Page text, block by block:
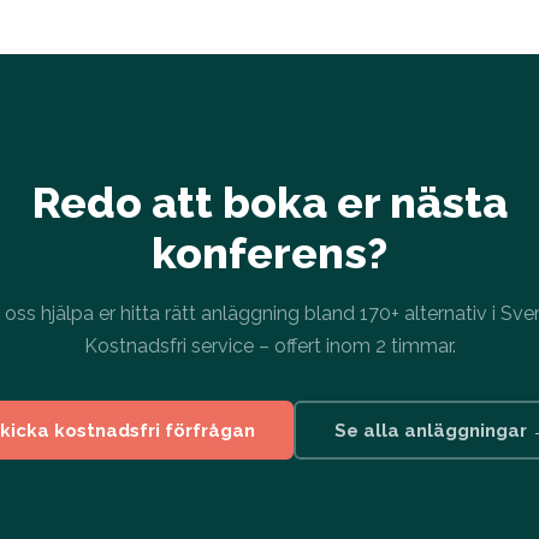
Redo att boka er nästa
konferens?
oss hjälpa er hitta rätt anläggning bland 170+ alternativ i
Kostnadsfri service – offert inom 2 timmar.
kostnadsfri förfrågan Se alla anläggningar